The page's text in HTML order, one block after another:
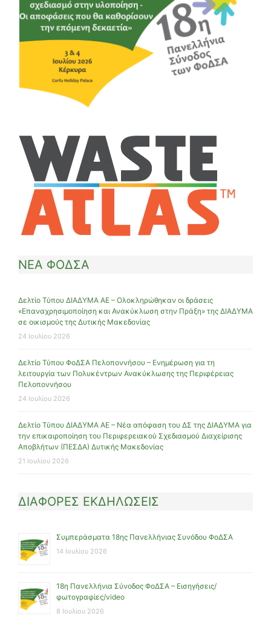
ΝΕΑ ΦΟΔΣΑ
Δελτίο Τύπου ΔΙΑΔΥΜΑ ΑΕ – Ολοκληρώθηκαν οι δράσεις
«Επαναχρησιμοποίηση και Ανακύκλωση στην Πράξη» της ΔΙΑΔΥΜΑ
σε οικισμούς της Δυτικής Μακεδονίας
24 Ιουλίου 2026
Δελτίο Τύπου ΦοΔΣΑ Πελοποννήσου – Ενημέρωση για τη
λειτουργία των Πολυκέντρων Ανακύκλωσης της Περιφέρειας
Πελοποννήσου
24 Ιουλίου 2026
Δελτίο Τύπου ΔΙΑΔΥΜΑ ΑΕ – Νέα απόφαση του ΔΣ της ΔΙΑΔΥΜΑ για
την επικαιροποίηση του Περιφερειακού Σχεδιασμού Διαχείρισης
Αποβλήτων (ΠΕΣΔΑ) Δυτικής Μακεδονίας
21 Ιουλίου 2026
ΔΙΑΦΟΡΕΣ ΕΚΔΗΛΩΣΕΙΣ
Συμπεράσματα 18ης Πανελλήνιας Συνόδου ΦοΔΣΑ
14 Ιουλίου 2026
18η Πανελλήνια Σύνοδος ΦοΔΣΑ – Εισηγήσεις/
φωτογραφίες/video
8 Ιουλίου 2026